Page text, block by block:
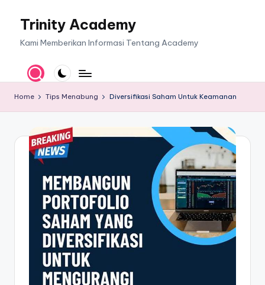
Trinity Academy
Kami Memberikan Informasi Tentang Academy
Home Tips Menabung Diversifikasi Saham Untuk Keamanan